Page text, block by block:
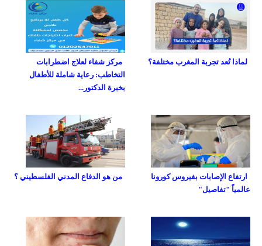
مركز شفاء لعلاج اضطرابات
التخاطب: رعاية شاملة للأطفال
بخبرة الدكتور...
لماذا تُعد تجربة المغرب مختلفة؟
من هو الدفاع المدني الفلسطيني ؟
ارتفاع الإصابات بفيروس كورونا
عالمياً "تفاصيل"